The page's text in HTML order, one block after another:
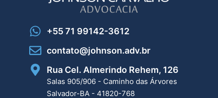
+55 71 99142-3612
contato@johnson.adv.br
Rua Cel. Almerindo Rehem, 126
Salas 905/906 - Caminho das Árvores
Salvador-BA - 41820-768